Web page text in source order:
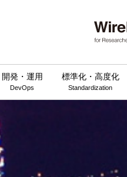
開発・運用
DevOps
標準化・高度化
Standardization